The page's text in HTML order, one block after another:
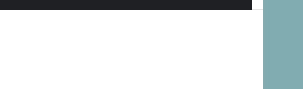
skin
Lateral
Aleatorio
Sesión